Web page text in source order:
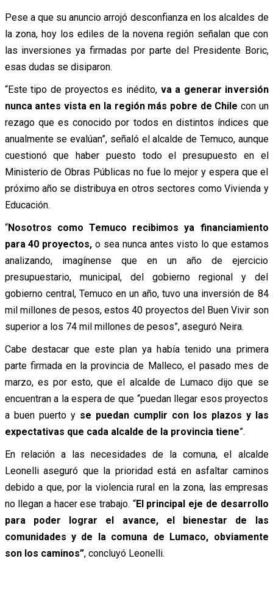
Pese a que su anuncio arrojó desconfianza en los alcaldes de
la zona, hoy los ediles de la novena región señalan que con
las inversiones ya firmadas por parte del Presidente Boric,
esas dudas se disiparon.
“Este tipo de proyectos es inédito, va a generar inversión
nunca antes vista en la región más pobre de Chile con un
rezago que es conocido por todos en distintos índices que
anualmente se evalúan”, señaló el alcalde de Temuco, aunque
cuestionó que haber puesto todo el presupuesto en el
Ministerio de Obras Públicas no fue lo mejor y espera que el
próximo año se distribuya en otros sectores como Vivienda y
Educación.
“Nosotros como Temuco recibimos ya financiamiento
para 40 proyectos, o sea nunca antes visto lo que estamos
analizando, imagínense que en un año de ejercicio
presupuestario, municipal, del gobierno regional y del
gobierno central, Temuco en un año, tuvo una inversión de 84
mil millones de pesos, estos 40 proyectos del Buen Vivir son
superior a los 74 mil millones de pesos”, aseguró Neira.
Cabe destacar que este plan ya había tenido una primera
parte firmada en la provincia de Malleco, el pasado mes de
marzo, es por esto, que el alcalde de Lumaco dijo que se
encuentran a la espera de que “puedan llegar esos proyectos
a buen puerto y se puedan cumplir con los plazos y las
expectativas que cada alcalde de la provincia tiene”.
En relación a las necesidades de la comuna, el alcalde
Leonelli aseguró que la prioridad está en asfaltar caminos
debido a que, por la violencia rural en la zona, las empresas
no llegan a hacer ese trabajo. “El principal eje de desarrollo
para poder lograr el avance, el bienestar de las
comunidades y de la comuna de Lumaco, obviamente
son los caminos”, concluyó Leonelli.